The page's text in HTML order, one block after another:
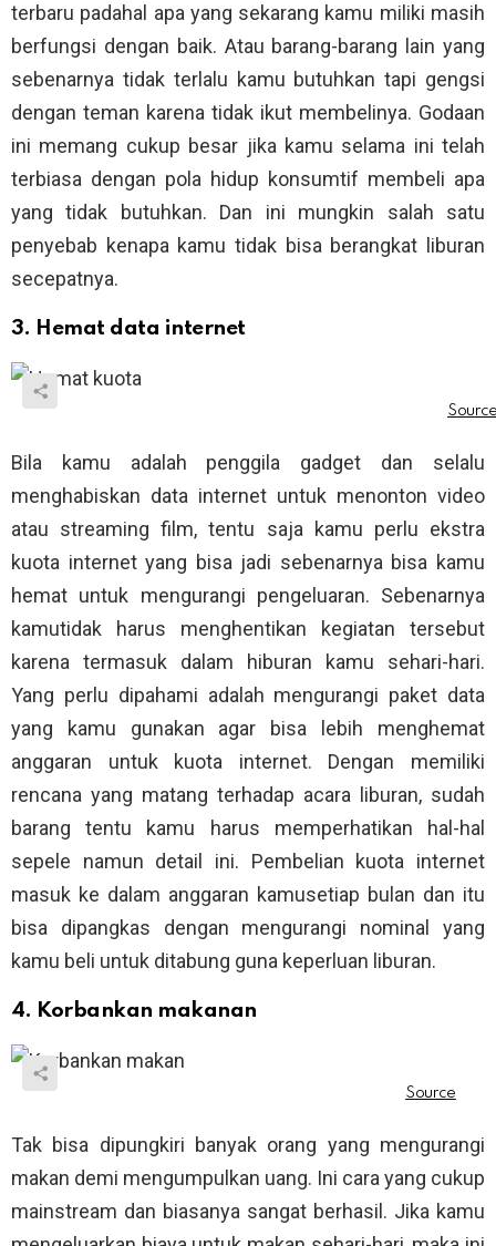
terbaru padahal apa yang sekarang kamu miliki masih
berfungsi dengan baik. Atau barang-barang lain yang
sebenarnya tidak terlalu kamu butuhkan tapi gengsi
dengan teman karena tidak ikut membelinya. Godaan
ini memang cukup besar jika kamu selama ini telah
terbiasa dengan pola hidup konsumtif membeli apa
yang tidak butuhkan. Dan ini mungkin salah satu
penyebab kenapa kamu tidak bisa berangkat liburan
secepatnya.
3. Hemat data internet
Bila kamu adalah penggila gadget dan selalu
menghabiskan data internet untuk menonton video
atau streaming film, tentu saja kamu perlu ekstra
kuota internet yang bisa jadi sebenarnya bisa kamu
hemat untuk mengurangi pengeluaran. Sebenarnya
kamutidak harus menghentikan kegiatan tersebut
karena termasuk dalam hiburan kamu sehari-hari.
Yang perlu dipahami adalah mengurangi paket data
yang kamu gunakan agar bisa lebih menghemat
anggaran untuk kuota internet. Dengan memiliki
rencana yang matang terhadap acara liburan, sudah
barang tentu kamu harus memperhatikan hal-hal
sepele namun detail ini. Pembelian kuota internet
masuk ke dalam anggaran kamusetiap bulan dan itu
bisa dipangkas dengan mengurangi nominal yang
kamu beli untuk ditabung guna keperluan liburan.
4. Korbankan makanan
Tak bisa dipungkiri banyak orang yang mengurangi
makan demi mengumpulkan uang. Ini cara yang cukup
mainstream dan biasanya sangat berhasil. Jika kamu